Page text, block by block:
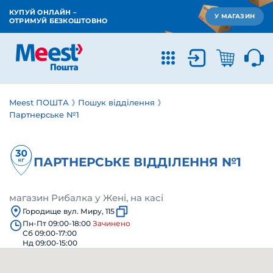
КУПУЙ ОНЛАЙН –
ОТРИМУЙ БЕЗКОШТОВНО
У МАГАЗИН
Meest ПОШТА
Пошук відділення
Партнерське №1
ПАРТНЕРСЬКЕ ВІДДІЛЕННЯ №1
магазин Рибалка у Жені, на касі
Городище вул. Миру, 115
Пн-Пт 09:00-18:00 Зачинено
Сб 09:00-17:00
Нд 09:00-15:00